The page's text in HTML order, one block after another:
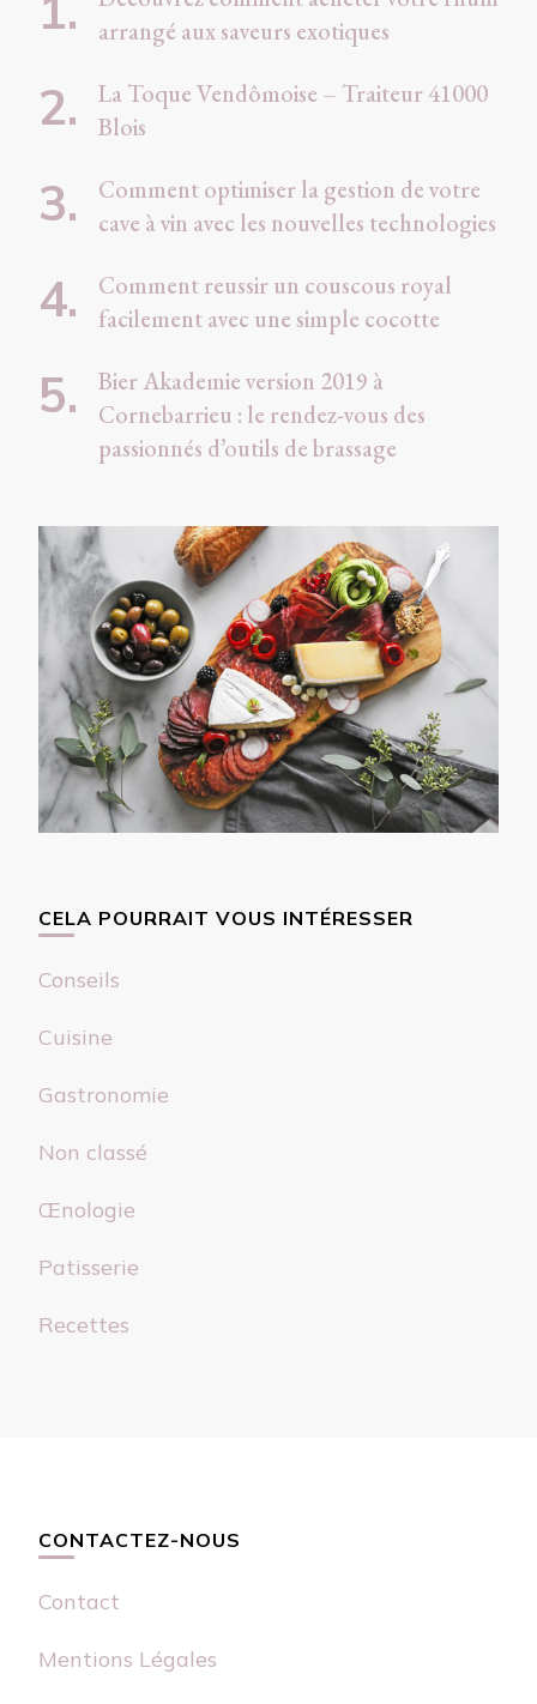
arrangé aux saveurs exotiques
La Toque Vendômoise – Traiteur 41000
Blois
Comment optimiser la gestion de votre
cave à vin avec les nouvelles technologies
Comment reussir un couscous royal
facilement avec une simple cocotte
Bier Akademie version 2019 à
Cornebarrieu : le rendez-vous des
passionnés d’outils de brassage
CELA POURRAIT VOUS INTÉRESSER
Conseils
Cuisine
Gastronomie
Non classé
Œnologie
Patisserie
Recettes
CONTACTEZ-NOUS
Contact
Mentions Légales